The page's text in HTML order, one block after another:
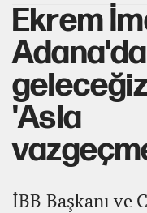
Ekrem
'Asla
İBB Başkanı ve